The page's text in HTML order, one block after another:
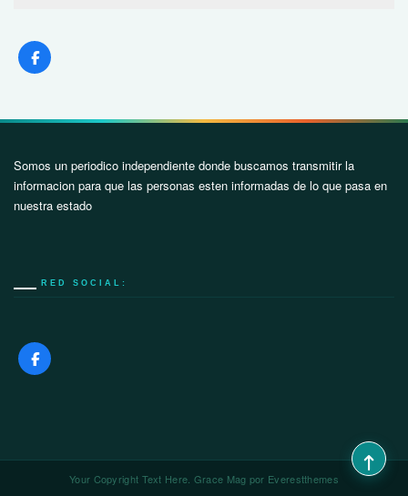
Somos un periodico independiente donde buscamos transmitir la
informacion para que las personas esten informadas de lo que pasa en
nuestra estado
RED SOCIAL:
Your Copyright Text Here. Grace Mag por Everestthemes